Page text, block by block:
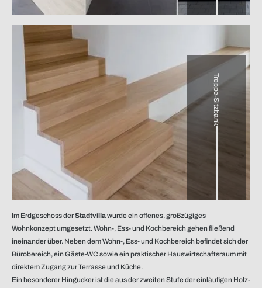
Treppe-Sitzbank
Im Erdgeschoss derStadtvillawurde ein offenes, großzügiges
Wohnkonzept umgesetzt. Wohn-, Ess- und Kochbereich gehen fließend
ineinander über. Neben dem Wohn-, Ess- und Kochbereich befindet sich der
Bürobereich, ein Gäste-WC sowie ein praktischer Hauswirtschaftsraum mit
direktem Zugang zur Terrasse und Küche.
Ein besonderer Hingucker ist die aus der zweiten Stufe der einläufigen Holz-